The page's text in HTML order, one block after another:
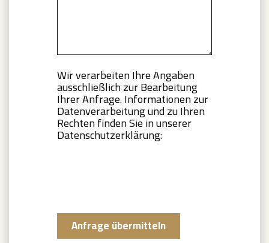
Wir verarbeiten Ihre Angaben
ausschließlich zur Bearbeitung
Ihrer Anfrage. Informationen zur
Datenverarbeitung und zu Ihren
Rechten finden Sie in unserer
Datenschutzerklärung:
Anfrage übermitteln